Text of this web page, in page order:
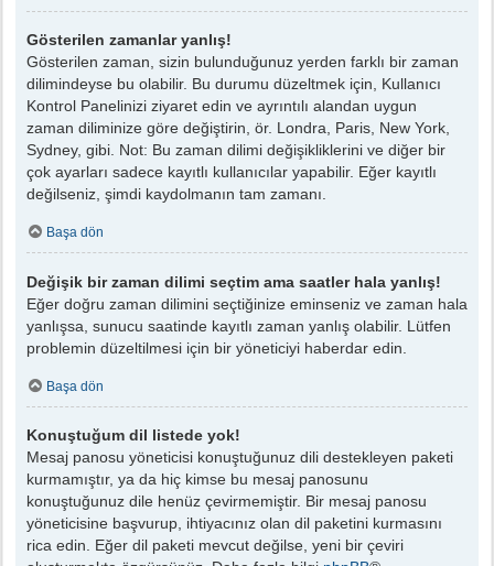
Gösterilen zamanlar yanlış!
Gösterilen zaman, sizin bulunduğunuz yerden farklı bir zaman
dilimindeyse bu olabilir. Bu durumu düzeltmek için, Kullanıcı
Kontrol Panelinizi ziyaret edin ve ayrıntılı alandan uygun
zaman diliminize göre değiştirin, ör. Londra, Paris, New York,
Sydney, gibi. Not: Bu zaman dilimi değişikliklerini ve diğer bir
çok ayarları sadece kayıtlı kullanıcılar yapabilir. Eğer kayıtlı
değilseniz, şimdi kaydolmanın tam zamanı.
Başa dön
Değişik bir zaman dilimi seçtim ama saatler hala yanlış!
Eğer doğru zaman dilimini seçtiğinize eminseniz ve zaman hala
yanlışsa, sunucu saatinde kayıtlı zaman yanlış olabilir. Lütfen
problemin düzeltilmesi için bir yöneticiyi haberdar edin.
Başa dön
Konuştuğum dil listede yok!
Mesaj panosu yöneticisi konuştuğunuz dili destekleyen paketi
kurmamıştır, ya da hiç kimse bu mesaj panosunu
konuştuğunuz dile henüz çevirmemiştir. Bir mesaj panosu
yöneticisine başvurup, ihtiyacınız olan dil paketini kurmasını
rica edin. Eğer dil paketi mevcut değilse, yeni bir çeviri